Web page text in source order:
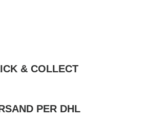
& COLLECT
PER DHL